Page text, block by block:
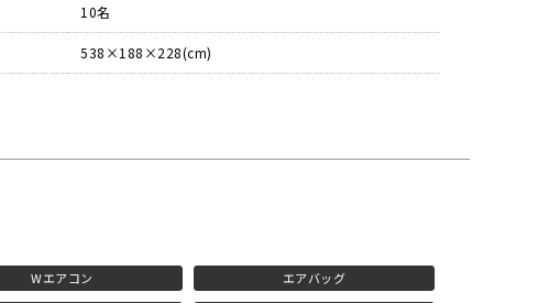
10名
538×188×228(cm)
Wエアコン エアバッグ